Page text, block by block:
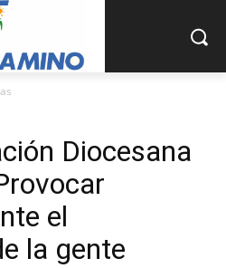
Diocesana
el
la gente